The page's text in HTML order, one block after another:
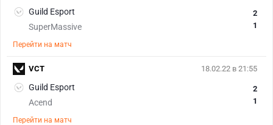
Guild Esport
SuperMassive
2
1
Перейти на матч
18.02.22 в 21:55
Guild Esport
Acend
2
1
Перейти на матч
VCT